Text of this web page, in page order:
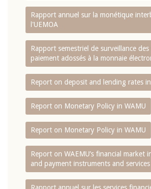
Rapport annuel sur la monétique
l'UEMOA
Rapport semestriel de surveillance des
paiement adossés à la monnaie
Report on deposit and lending rates
Report on Monetary Policy in WAMU
Report on Monetary Policy in WAMU
Report on WAEMU’s financial market
and payment instruments and services